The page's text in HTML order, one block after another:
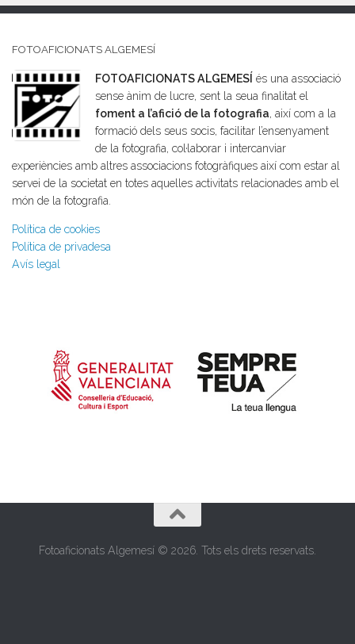
FOTOAFICIONATS ALGEMESÍ
FOTOAFICIONATS ALGEMESÍ és una associació
sense ànim de lucre, sent la seua finalitat el
foment a l’afició de la fotografia, així com a la
formació dels seus socis, facilitar l’ensenyament
de la fotografia, col·laborar i intercanviar
experiències amb altres associacions fotogràfiques així com estar al
servei de la societat en totes aquelles activitats relacionades amb el
món de la fotografia.
Política de cookies
Política de privadesa
Avís legal
Fotoaficionats Algemesí © 2026. Tots els drets reservats.